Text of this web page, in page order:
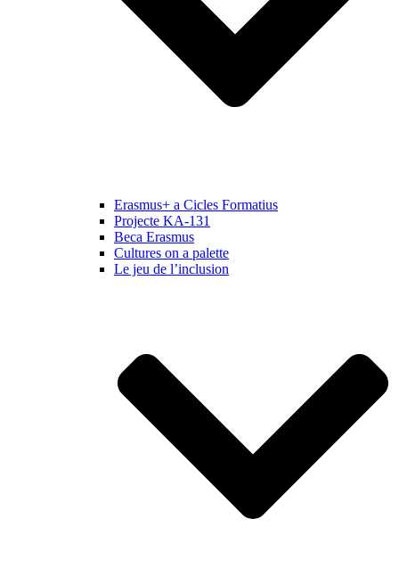
Erasmus+ a Cicles Formatius
Projecte KA-131
Beca Erasmus
Cultures on a palette
Le jeu de l’inclusion